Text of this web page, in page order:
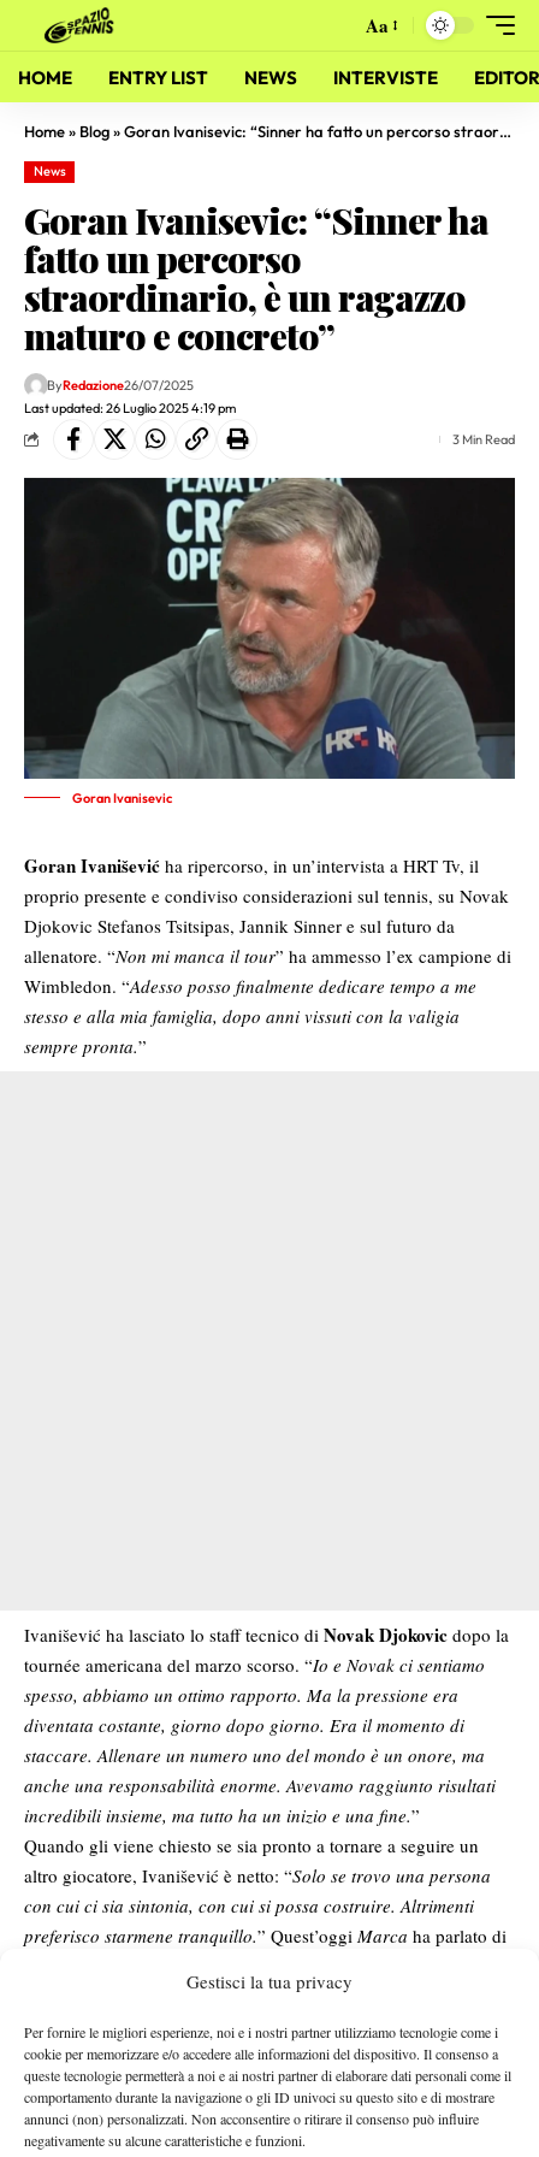
Gestisci la tua privacy
Per fornire le migliori esperienze, noi e i nostri partner utilizziamo tecnologie come i
cookie per memorizzare e/o accedere alle informazioni del dispositivo. Il consenso a
queste tecnologie permetterà a noi e ai nostri partner di elaborare dati personali come il
comportamento durante la navigazione o gli ID univoci su questo sito e di mostrare
annunci (non) personalizzati. Non acconsentire o ritirare il consenso può influire
negativamente su alcune caratteristiche e funzioni.
Aa
HOME ENTRY LIST NEWS INTERVISTE
Home» Blog»Goran Ivanisevic: “Sinner ha fatto un percorso straordinario, è un ragazzo maturo e concreto”
News
Goran Ivanisevic: “Sinner ha
fatto un percorso
straordinario, è un ragazzo
maturo e concreto”
Last updated: 26 Luglio 2025 4:19 pm
ByRedazione26/07/2025
3 Min Read
Goran Ivanisevic
Goran Ivanišević ha ripercorso, in un’intervista a HRT Tv, il
proprio presente e condiviso considerazioni sul tennis, su Novak
Djokovic Stefanos Tsitsipas, Jannik Sinner e sul futuro da
allenatore. “Non mi manca il tour” ha ammesso l’ex campione di
Wimbledon. “Adesso posso finalmente dedicare tempo a me
stesso e alla mia famiglia, dopo anni vissuti con la valigia
sempre pronta.”
Ivanišević ha lasciato lo staff tecnico di Novak Djokovic dopo la
tournée americana del marzo scorso. “Io e Novak ci sentiamo
spesso, abbiamo un ottimo rapporto. Ma la pressione era
diventata costante, giorno dopo giorno. Era il momento di
staccare. Allenare un numero uno del mondo è un onore, ma
anche una responsabilità enorme. Avevamo raggiunto risultati
incredibili insieme, ma tutto ha un inizio e una fine.”
Quando gli viene chiesto se sia pronto a tornare a seguire un
altro giocatore, Ivanišević è netto: “Solo se trovo una persona
con cui ci sia sintonia, con cui si possa costruire. Altrimenti
preferisco starmene tranquillo.” Quest’oggi Marca ha parlato di
Non manca un passaggio dedicato aStefanos Tsitsipas
aveva criticato la mancanza di comunicazione tra lui e Ivanišević
durante la loro brevissima collaborazione. “È stato un incontro
cordiale, ma non era fattibile andare avanti,” spiega l’ex n.2 del
mondo. “Il suo team è molto chiuso, c’è suo padre e solo suo
padre. Nessun altro può avere voce in capitolo. Come fai ad